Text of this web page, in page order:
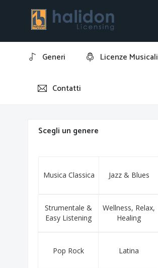
Generi Licenze Musicali
Contatti
Home Umberto Bindi
Scegli un genere
Musica Classica Jazz & Blues
Strumentale &
Easy Listening
Wellness, Relax,
Healing
Pop Rock Latina